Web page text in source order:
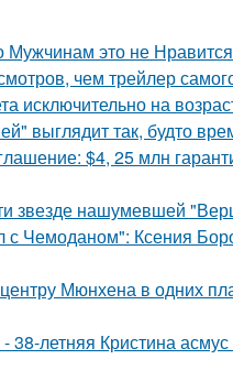
это не
чем трейлер
исключительно на
выглядит так, будто
$4, 25 млн
звезде нашумевшей
Чемоданом": Ксения
Мюнхена в одних
летняя Кристина